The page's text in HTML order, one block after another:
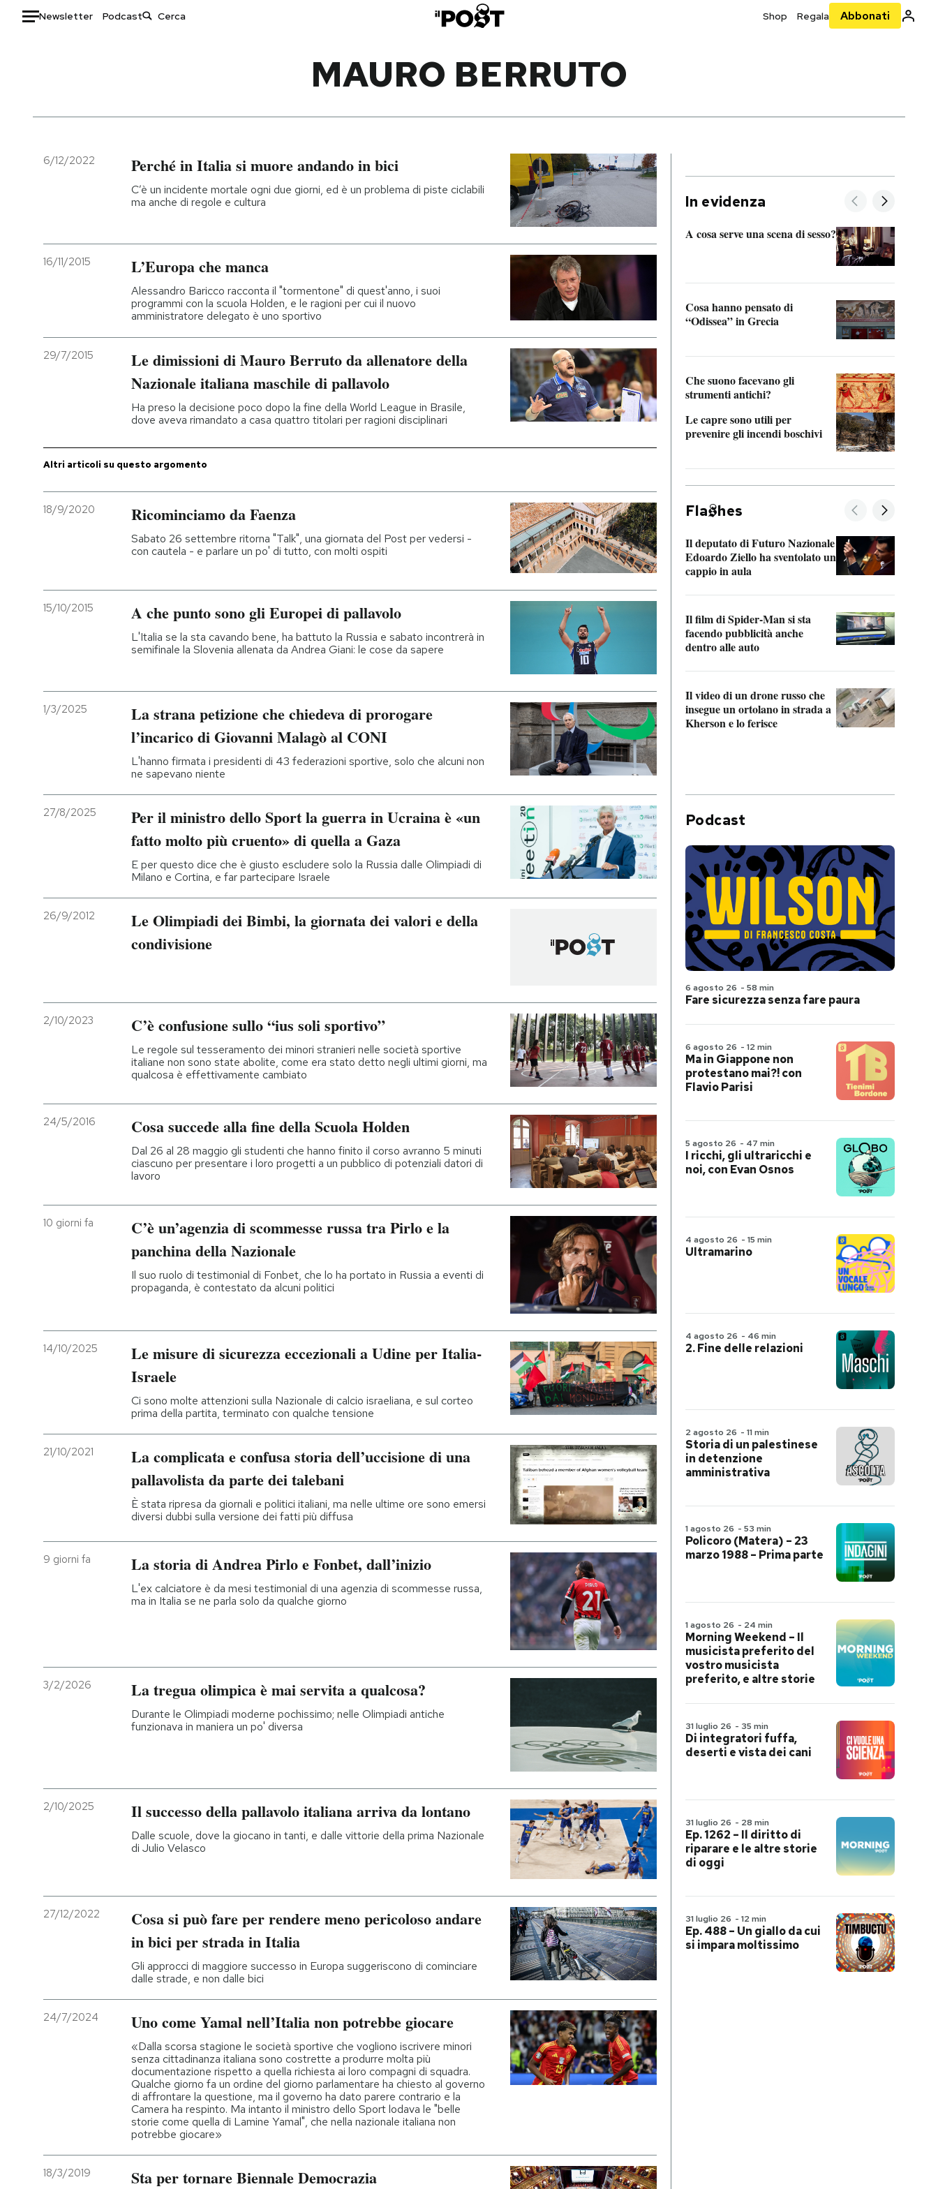
Newsletter Podcast Shop Regala Abbonati
Italia
Politica
Economia
Moda
Ok Boomer!
Mondiali calcio 2026
PODCAST
MAURO BERRUTO
6/12/2022 Perché in Italia si muore andando in bici
C’è un incidente mortale ogni due giorni, ed è un problema di piste ciclabili
ma anche di regole e cultura
16/11/2015 L’Europa che manca
Alessandro Baricco racconta il "tormentone" di quest'anno, i suoi
programmi con la scuola Holden, e le ragioni per cui il nuovo
amministratore delegato è uno sportivo
29/7/2015
Le dimissioni di Mauro Berruto da allenatore della
Nazionale italiana maschile di pallavolo
Ha preso la decisione poco dopo la fine della World League in Brasile,
dove aveva rimandato a casa quattro titolari per ragioni disciplinari
Altri articoli su questo argomento
18/9/2020 Ricominciamo da Faenza
Sabato 26 settembre ritorna "Talk", una giornata del Post per vedersi -
con cautela - e parlare un po' di tutto, con molti ospiti
15/10/2015 A che punto sono gli Europei di pallavolo
L'Italia se la sta cavando bene, ha battuto la Russia e sabato incontrerà in
semifinale la Slovenia allenata da Andrea Giani: le cose da sapere
1/3/2025
La strana petizione che chiedeva di prorogare
l’incarico di Giovanni Malagò al CONI
L'hanno firmata i presidenti di 43 federazioni sportive, solo che alcuni non
ne sapevano niente
27/8/2025
Per il ministro dello Sport la guerra in Ucraina è «un
fatto molto più cruento» di quella a Gaza
E per questo dice che è giusto escludere solo la Russia dalle Olimpiadi di
Milano e Cortina, e far partecipare Israele
26/9/2012
Le Olimpiadi dei Bimbi, la giornata dei valori e della
condivisione
2/10/2023 C’è confusione sullo “ius soli sportivo”
Le regole sul tesseramento dei minori stranieri nelle società sportive
italiane non sono state abolite, come era stato detto negli ultimi giorni, ma
qualcosa è effettivamente cambiato
24/5/2016 Cosa succede alla fine della Scuola Holden
Dal 26 al 28 maggio gli studenti che hanno finito il corso avranno 5 minuti
ciascuno per presentare i loro progetti a un pubblico di potenziali datori di
lavoro
10 giorni fa
C’è un’agenzia di scommesse russa tra Pirlo e la
panchina della Nazionale
Il suo ruolo di testimonial di Fonbet, che lo ha portato in Russia a eventi di
propaganda, è contestato da alcuni politici
14/10/2025
Le misure di sicurezza eccezionali a Udine per Italia-
Israele
Ci sono molte attenzioni sulla Nazionale di calcio israeliana, e sul corteo
prima della partita, terminato con qualche tensione
21/10/2021
La complicata e confusa storia dell’uccisione di una
pallavolista da parte dei talebani
È stata ripresa da giornali e politici italiani, ma nelle ultime ore sono emersi
diversi dubbi sulla versione dei fatti più diffusa
9 giorni fa La storia di Andrea Pirlo e Fonbet, dall’inizio
L'ex calciatore è da mesi testimonial di una agenzia di scommesse russa,
ma in Italia se ne parla solo da qualche giorno
3/2/2026 La tregua olimpica è mai servita a qualcosa?
Durante le Olimpiadi moderne pochissimo; nelle Olimpiadi antiche
funzionava in maniera un po' diversa
2/10/2025 Il successo della pallavolo italiana arriva da lontano
Dalle scuole, dove la giocano in tanti, e dalle vittorie della prima Nazionale
di Julio Velasco
27/12/2022
Cosa si può fare per rendere meno pericoloso andare
in bici per strada in Italia
Gli approcci di maggiore successo in Europa suggeriscono di cominciare
dalle strade, e non dalle bici
24/7/2024 Uno come Yamal nell’Italia non potrebbe giocare
«Dalla scorsa stagione le società sportive che vogliono iscrivere minori
senza cittadinanza italiana sono costrette a produrre molta più
documentazione rispetto a quella richiesta ai loro compagni di squadra.
Qualche giorno fa un ordine del giorno parlamentare ha chiesto al governo
di affrontare la questione, ma il governo ha dato parere contrario e la
Camera ha respinto. Ma intanto il ministro dello Sport lodava le "belle
storie come quella di Lamine Yamal", che nella nazionale italiana non
potrebbe giocare»
18/3/2019 Sta per tornare Biennale Democrazia
In evidenza
A cosa serve una scena di sesso?
Cosa hanno pensato di
“Odissea” in Grecia
Che suono facevano gli
strumenti antichi?
Le capre sono utili per
prevenire gli incendi boschivi
Fla hes
Il deputato di Futuro Nazionale
Edoardo Ziello ha sventolato un
cappio in aula
Il film di Spider-Man si sta
facendo pubblicità anche
dentro alle auto
Il video di un drone russo che
insegue un ortolano in strada a
Kherson e lo ferisce
Podcast
6 agosto 26 - 58 min
Fare sicurezza senza fare paura
6 agosto 26 - 12 min
Ma in Giappone non
protestano mai?! con
Flavio Parisi
5 agosto 26 - 47 min
I ricchi, gli ultraricchi e
noi, con Evan Osnos
4 agosto 26 - 15 min
Ultramarino
4 agosto 26 - 46 min
2. Fine delle relazioni
2 agosto 26 - 11 min
Storia di un palestinese
in detenzione
amministrativa
1 agosto 26 - 53 min
Policoro (Matera) – 23
marzo 1988 – Prima parte
1 agosto 26 - 24 min
Morning Weekend – Il
musicista preferito del
vostro musicista
preferito, e altre storie
31 luglio 26 - 35 min
Di integratori fuffa,
deserti e vista dei cani
31 luglio 26 - 28 min
Ep. 1262 – Il diritto di
riparare e le altre storie
di oggi
31 luglio 26 - 12 min
Ep. 488 – Un giallo da cui
si impara moltissimo